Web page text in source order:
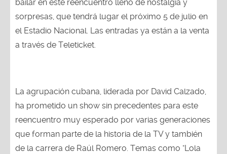
bailar en este reencuentro lleno de nostalgia y
sorpresas, que tendrá lugar el próximo 5 de julio en
el Estadio Nacional. Las entradas ya están a la venta
a través de Teleticket.
La agrupación cubana, liderada por David Calzado,
ha prometido un show sin precedentes para este
reencuentro muy esperado por varias generaciones
que forman parte de la historia de la TV y también
de la carrera de Raúl Romero. Temas como "Lola